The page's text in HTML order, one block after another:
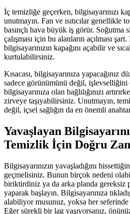
İç temizliğe geçerken, bilgisayarınızı
unutmayın. Fan ve ısıtıcılar genellikle
basınçlı hava büyük iş görür. Soğutma
çalışması için bu alanların açılması
bilgisayarınızın kapağını açabilir ve
kurtulabilirsiniz.
Kısacası, bilgisayarınıza yapacağınız
sadece görünümünü değil, işlevselliğini
bilgisayarınıza olan bağlılığınızı
zirveye taşıyabilirsiniz. Unutmayın,
değil, içsel sağlığın da en önemli
Yavaşlayan
Temizlik İçin Doğru
Bilgisayarınızın yavaşladığını
geçmelisiniz. Bunun birçok nedeni
biriktirdiniz ya da arka planda gereksiz
yaparak başlayın. Bilgisayarınıza
alabiliyor musunuz, yoksa her seferinde
Eğer sürekli bir lag yaşıyorsanız,